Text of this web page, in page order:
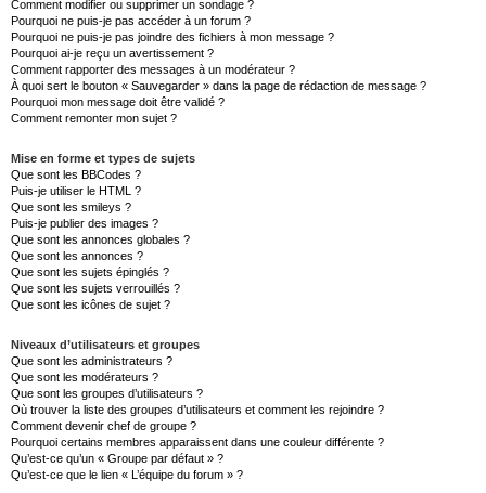
Comment modifier ou supprimer un sondage ?
Pourquoi ne puis-je pas accéder à un forum ?
Pourquoi ne puis-je pas joindre des fichiers à mon message ?
Pourquoi ai-je reçu un avertissement ?
Comment rapporter des messages à un modérateur ?
À quoi sert le bouton « Sauvegarder » dans la page de rédaction de message ?
Pourquoi mon message doit être validé ?
Comment remonter mon sujet ?
Mise en forme et types de sujets
Que sont les BBCodes ?
Puis-je utiliser le HTML ?
Que sont les smileys ?
Puis-je publier des images ?
Que sont les annonces globales ?
Que sont les annonces ?
Que sont les sujets épinglés ?
Que sont les sujets verrouillés ?
Que sont les icônes de sujet ?
Niveaux d’utilisateurs et groupes
Que sont les administrateurs ?
Que sont les modérateurs ?
Que sont les groupes d’utilisateurs ?
Où trouver la liste des groupes d’utilisateurs et comment les rejoindre ?
Comment devenir chef de groupe ?
Pourquoi certains membres apparaissent dans une couleur différente ?
Qu’est-ce qu’un « Groupe par défaut » ?
Qu’est-ce que le lien « L’équipe du forum » ?